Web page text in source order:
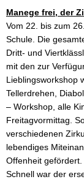
Manege frei, der
Vom 22. bis zum
Schule. Die
Dritt- und
mit den zur
Lieblingsworkshop
Tellerdrehen,
– Workshop, alle
Freitagvormittag.
verschiedenen
lebendiges
Offenheit gefördert.
Schnell war der
Motto
des
Monats
Unser
Schulteam